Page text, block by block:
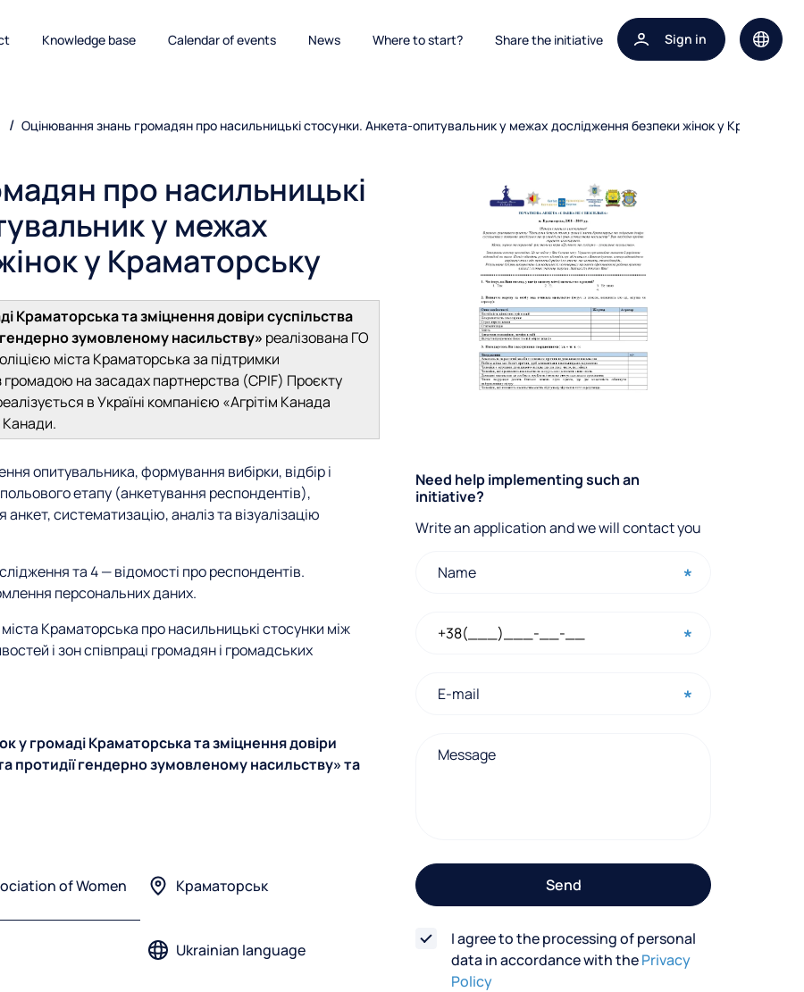
Knowledge base Calendar of events News Where to start? Share the initiative Sign in Site
Оцінювання знань громадян про насильницькі стосунки. Анкета-опитувальник у межах дослідження безпеки жінок у
про насильницькі
у межах
у Краматорську
Краматорська та зміцнення довіри суспільства
гендерно зумовленому насильству» реалізована ГО
міста Краматорська за підтримки
громадою на засадах партнерства (CPIF) Проєкту
в Україні компанією «Агрітім Канада
Канади.
опитувальника, формування вибірки, відбір і
етапу (анкетування респондентів),
систематизацію, аналіз та візуалізацію
та 4 — відомості про респондентів.
персональних даних.
Краматорська про насильницькі стосунки між
і зон співпраці громадян і громадських
у громаді Краматорська та зміцнення довіри
протидії гендерно зумовленому насильству» та
of Women
Краматорськ
Ukrainian language
Q
u
i
o
r
m
Need help implementing such an
initiative?
Write an application and we will contact you
Send
I agree to the processing of personal
data in accordance with thePrivacy
Policy